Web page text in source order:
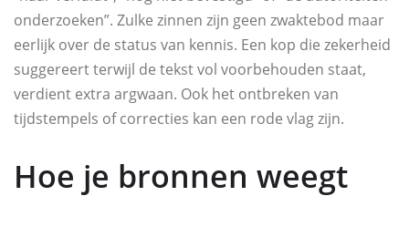
onderzoeken”. Zulke zinnen zijn geen zwaktebod maar
eerlijk over de status van kennis. Een kop die zekerheid
suggereert terwijl de tekst vol voorbehouden staat,
verdient extra argwaan. Ook het ontbreken van
tijdstempels of correcties kan een rode vlag zijn.
Hoe je bronnen weegt